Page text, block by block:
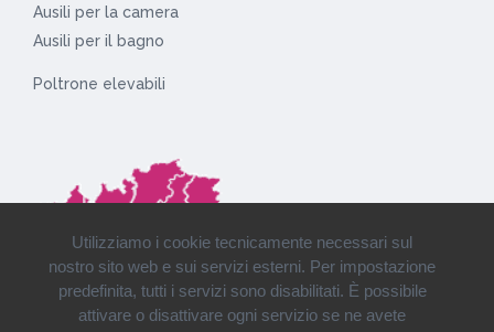
Ausili per la camera
Ausili per il bagno
Poltrone elevabili
Utilizziamo i cookie tecnicamente necessari sul
nostro sito web e sui servizi esterni. Per impostazione
predefinita, tutti i servizi sono disabilitati. È possibile
attivare o disattivare ogni servizio se ne avete